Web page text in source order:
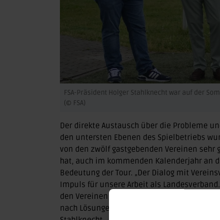
FSA-Präsident Holger Stahlknecht war auf der
(© FSA)
Der direkte Austausch über die Probleme
den untersten Ebenen des Spielbetriebs
von den zwölf gastgebenden Vereinen
hat, auch im kommenden Kalenderjahr an
Bedeutung der Tour. „Der Dialog mit
Impuls für unsere Arbeit als
den Vereinen unseres Bundeslandes
nach Lösungen sind bei den anstehenden